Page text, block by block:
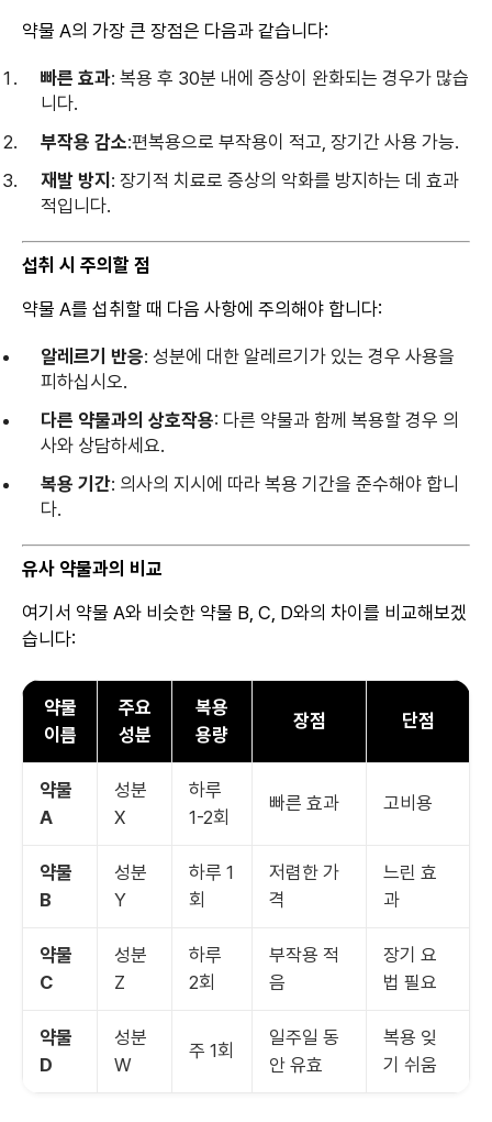
약물 A의 가장 큰 장점은 다음과 같습니다:
빠른 효과: 복용 후 30분 내에 증상이 완화되는 경우가 많습
니다.
부작용 감소:편복용으로 부작용이 적고, 장기간 사용 가능.
재발 방지 : 장기적 치료로 증상의 악화를 방지하는 데 효과
적입니다.
섭취 시 주의할 점
약물 A를 섭취할 때 다음 사항에 주의해야 합니다:
알레르기 반응: 성분에 대한 알레르기가 있는 경우 사용을
피하십시오.
다른 약물과의 상호작용: 다른 약물과 함께 복용할 경우 의
사와 상담하세요.
복용 기간: 의사의 지시에 따라 복용 기간을 준수해야 합니
다.
유사 약물과의 비교
여기서 약물 A와 비슷한 약물 B, C, D와의 차이를 비교해보겠
습니다:
약물
이름
주요
성분
복용
용량
장점 단점
약물
A
성분
X
하루
1-2회
빠른 효과 고비용
약물
B
성분
Y
하루 1
회
저렴한 가
격
느린 효
과
약물
C
성분
Z
하루
2회
부작용 적
음
장기 요
법 필요
약물
D
성분
W
주 1회
일주일 동
안 유효
복용 잊
기 쉬움